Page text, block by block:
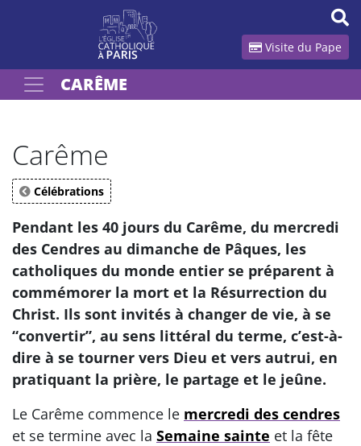
Visite du Pape
Votre recherche
CARÊME
Carême
Célébrations
Pendant les 40 jours du Carême, du mercredi
des Cendres au dimanche de Pâques, les
catholiques du monde entier se préparent à
commémorer la mort et la Résurrection du
Christ. Ils sont invités à changer de vie, à se
“convertir”, au sens littéral du terme, c’est-à-
dire à se tourner vers Dieu et vers autrui, en
pratiquant la prière, le partage et le jeûne.
Le Carême commence le mercredi des cendres
et se termine avec la Semaine sainte et la fête
Panneau de gestion des cookies